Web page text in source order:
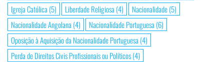
Igreja Católica (5) Liberdade Religiosa (4) Nacionalidade(5)
Nacionalidade Angolana (4) Nacionalidade Portuguesa (6)
Oposição à Aquisição da Nacionalidade Portuguesa (4)
Perda de Direitos Civis Profissionais ou Políticos(4)